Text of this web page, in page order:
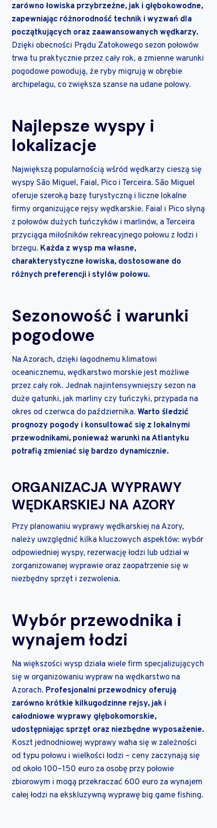
zarówno łowiska przybrzeżne, jak i głębokowodne,
zapewniając różnorodność technik i wyzwań dla
początkujących oraz zaawansowanych wędkarzy.
Dzięki obecności Prądu Zatokowego sezon połowów
trwa tu praktycznie przez cały rok, a zmienne warunki
pogodowe powodują, że ryby migrują w obrębie
archipelagu, co zwiększa szanse na udane połowy.
Najlepsze wyspy i
lokalizacje
Największą popularnością wśród wędkarzy cieszą się
wyspy São Miguel, Faial, Pico i Terceira. São Miguel
oferuje szeroką bazę turystyczną i liczne lokalne
firmy organizujące rejsy wędkarskie. Faial i Pico słyną
z połowów dużych tuńczyków i marlinów, a Terceira
przyciąga miłośników rekreacyjnego połowu z łodzi i
brzegu. Każda z wysp ma własne,
charakterystyczne łowiska, dostosowane do
różnych preferencji i stylów połowu.
Sezonowość i warunki
pogodowe
Na Azorach, dzięki łagodnemu klimatowi
oceanicznemu, wędkarstwo morskie jest możliwe
przez cały rok. Jednak najintensywniejszy sezon na
duże gatunki, jak marliny czy tuńczyki, przypada na
okres od czerwca do października. Warto śledzić
prognozy pogody i konsultować się z lokalnymi
przewodnikami, ponieważ warunki na Atlantyku
potrafią zmieniać się bardzo dynamicznie.
ORGANIZACJA WYPRAWY
WĘDKARSKIEJ NA AZORY
Przy planowaniu wyprawy wędkarskiej na Azory,
należy uwzględnić kilka kluczowych aspektów: wybór
odpowiedniej wyspy, rezerwację łodzi lub udział w
zorganizowanej wyprawie oraz zaopatrzenie się w
niezbędny sprzęt i zezwolenia.
Wybór przewodnika i
wynajem łodzi
Na większości wysp działa wiele firm specjalizujących
się w organizowaniu wypraw na wędkarstwo na
Azorach. Profesjonalni przewodnicy oferują
zarówno krótkie kilkugodzinne rejsy, jak i
całodniowe wyprawy głębokomorskie,
udostępniając sprzęt oraz niezbędne wyposażenie.
Koszt jednodniowej wyprawy waha się w zależności
od typu połowu i wielkości łodzi – ceny zaczynają się
od około 100–150 euro za osobę przy połowie
zbiorowym i mogą przekraczać 600 euro za wynajem
całej łodzi na ekskluzywną wyprawę big game fishing.